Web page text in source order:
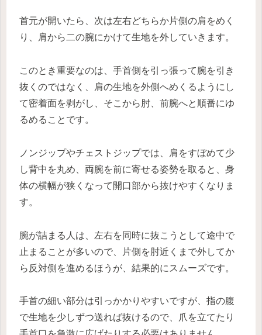
首元が開いたら、次は左右どちらか片側の肩をめく
り、肩から二の腕にかけて生地を外していきます。
このとき重要なのは、手首側を引っ張って腕を引き
抜くのではなく、肩の生地を外側へめくるようにし
て密着面を剥がし、そこから肘、前腕へと順番にゆ
るめることです。
ノンジップやチェストジップでは、肩をすぼめて少
し背中を丸め、両腕を前に寄せる姿勢を取ると、身
体の横幅が狭くなって開口部から抜けやすくなりま
す。
腕が詰まる人は、左右を同時に抜こうとして途中で
止まることが多いので、片側を肘近くまで外してか
ら反対側を進めるほうが、結果的にスムーズです。
手首の細い部分は引っかかりやすいですが、指の腹
で生地を少しずつ送れば抜けるので、爪を立てたり